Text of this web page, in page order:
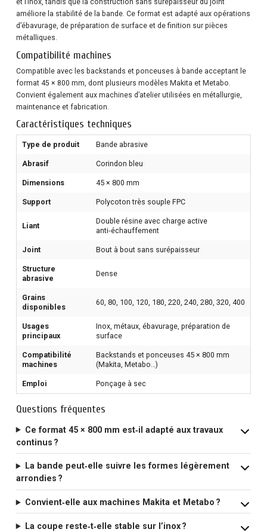
et l’inox, tandis que la construction sans surépaisseur du joint
améliore la stabilité de la bande. Ce format est adapté aux opérations
d’ébavurage, de préparation de surface et de finition sur pièces
métalliques.
Compatibilité machines
Compatible avec les backstands et ponceuses à bande acceptant le
format 45 × 800 mm, dont plusieurs modèles Makita et Metabo.
Convient également aux machines d’atelier utilisées en métallurgie,
maintenance et fabrication.
Caractéristiques techniques
Type de produit Bande abrasive
Abrasif Corindon bleu
Dimensions 45 × 800 mm
Support Polycoton très souple FPC
Liant
Double résine avec charge active
anti‑échauffement
Joint Bout à bout sans surépaisseur
Structure
abrasive
Dense
Grains
disponibles
60, 80, 100, 120, 180, 220, 240, 280, 320, 400
Usages
principaux
Inox, métaux, ébavurage, préparation de
surface
Compatibilité
machines
Backstands et ponceuses 45 × 800 mm
(Makita, Metabo…)
Emploi Ponçage à sec
Questions fréquentes
Ce format 45 × 800 mm est‑il adapté aux travaux
continus ?
La bande peut‑elle suivre les formes légèrement
arrondies ?
Convient‑elle aux machines Makita et Metabo ?
La coupe reste‑t‑elle stable sur l’inox ?